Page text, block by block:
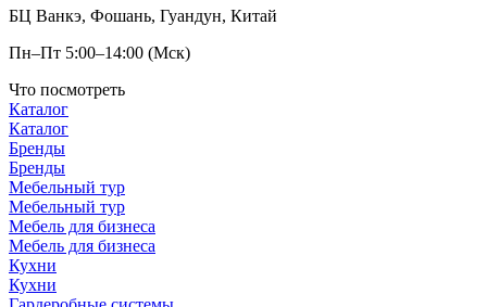
БЦ Ванкэ, Фошань, Гуандун, Китай
Пн–Пт 5:00–14:00 (Мск)
Что посмотреть
Каталог
Каталог
Бренды
Бренды
Мебельный тур
Мебельный тур
Мебель для бизнеса
Мебель для бизнеса
Кухни
Кухни